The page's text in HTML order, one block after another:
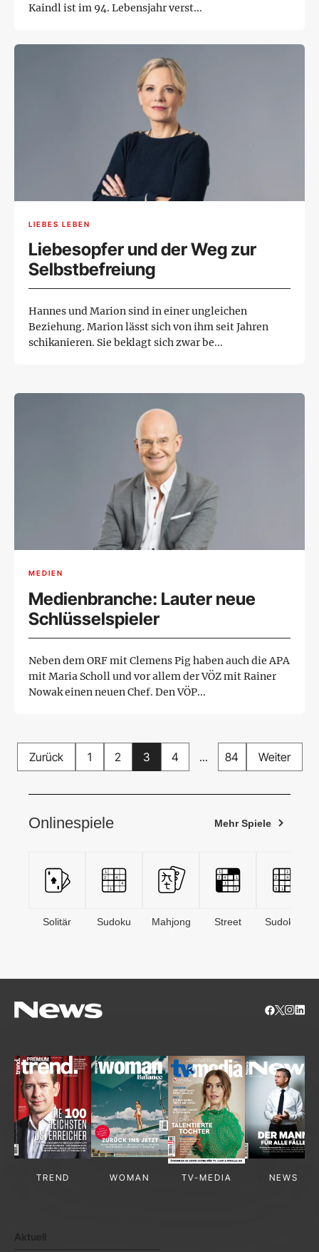
Kaindl ist im 94. Lebensjahr verst...
LIEBES LEBEN
Liebesopfer und der Weg zur
Selbstbefreiung
Hannes und Marion sind in einer ungleichen
Beziehung. Marion lässt sich von ihm seit Jahren
schikanieren. Sie beklagt sich zwar be...
MEDIEN
Medienbranche: Lauter neue
Schlüsselspieler
Neben dem ORF mit Clemens Pig haben auch die APA
mit Maria Scholl und vor allem der VÖZ mit Rainer
Nowak einen neuen Chef. Den VÖP...
Zurück 1 2 3 4 ... 84 Weiter
Onlinespiele Mehr Spiele
Solitär Sudoku Mahjong Street Sudoken
TREND WOMAN TV-MEDIA NEWS